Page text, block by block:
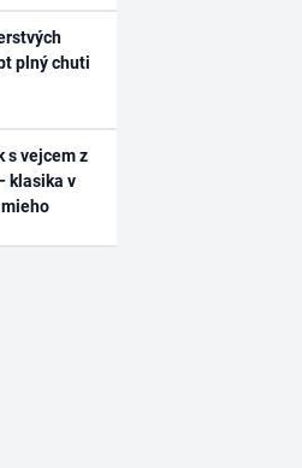
plný chuti
s vejcem z
klasika v